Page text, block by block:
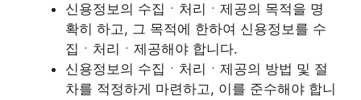
신용정보의 수집ㆍ처리ㆍ제공의 목적을 명
확히 하고, 그 목적에 한하여 신용정보를 수
집ㆍ처리ㆍ제공해야 합니다.
신용정보의 수집ㆍ처리ㆍ제공의 방법 및 절
차를 적정하게 마련하고, 이를 준수해야 합니